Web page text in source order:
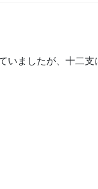
いましたが、十二